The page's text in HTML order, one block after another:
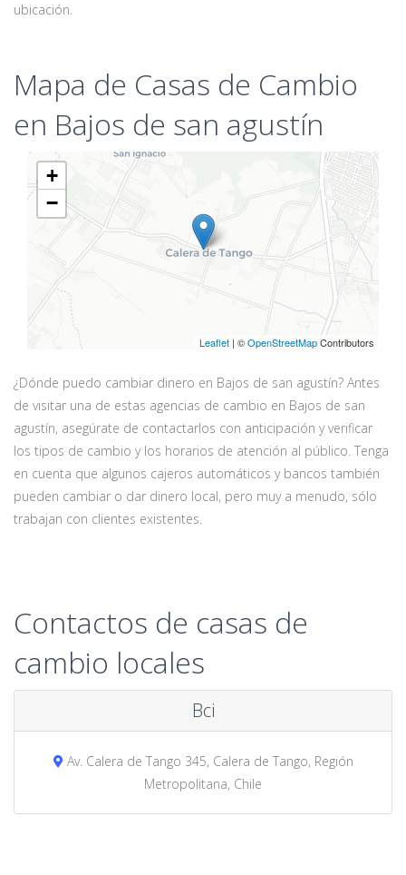
ubicación.
Mapa de Casas de Cambio
en Bajos de san agustín
+
−
Leaflet | ©OpenStreetMapContributors
¿Dónde puedo cambiar dinero en Bajos de san agustín? Antes
de visitar una de estas agencias de cambio en Bajos de san
agustín, asegúrate de contactarlos con anticipación y verificar
los tipos de cambio y los horarios de atención al público. Tenga
en cuenta que algunos cajeros automáticos y bancos también
pueden cambiar o dar dinero local, pero muy a menudo, sólo
trabajan con clientes existentes.
Contactos de casas de
cambio locales
Bci
Av. Calera de Tango 345, Calera de Tango, Región
Metropolitana, Chile